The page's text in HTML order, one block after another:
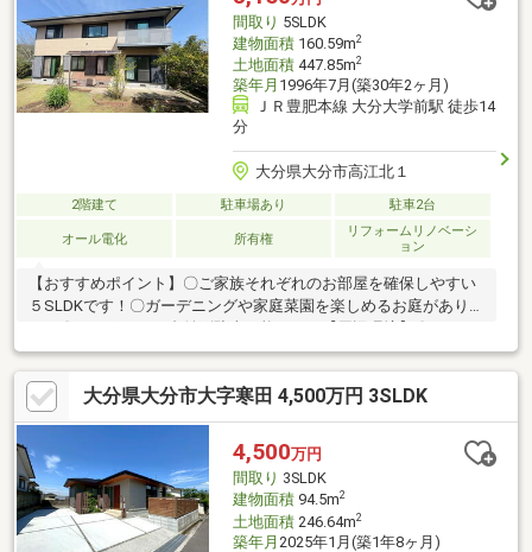
間取り 5SLDK
建物面積160.59m2
土地面積447.85m2
築年月 1996年7月(築30年2ヶ月)
ＪＲ豊肥本線 大分大学前駅 徒歩14
分
大分県大分市高江北１
2階建て 駐車場あり 駐車2台
オール電化 所有権
リフォームリノベーシ
ョン
【おすすめポイント】〇ご家族それぞれのお部屋を確保しやすい
５SLDKです！〇ガーデニングや家庭菜園を楽しめるお庭がありま
キ公園まで徒歩１分（約９０ｍ）〇ローソン大分大学駅前店まで
徒歩１４分（約８５０ｍ）〇トキハインダストリーアテオ高江店
まで車で４分（約１．６ｋｍ）〇トライアル敷戸店まで車で８分
（約３．４ｋｍ）
大分県大分市大字寒田 4,500万円 3SLDK
4,500万円
間取り 3SLDK
建物面積94.5m2
土地面積246.64m2
築年月 2025年1月(築1年8ヶ月)